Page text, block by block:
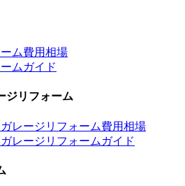
ム費用相場
ムガイド
ジリフォーム
レージリフォーム費用相場
レージリフォームガイド